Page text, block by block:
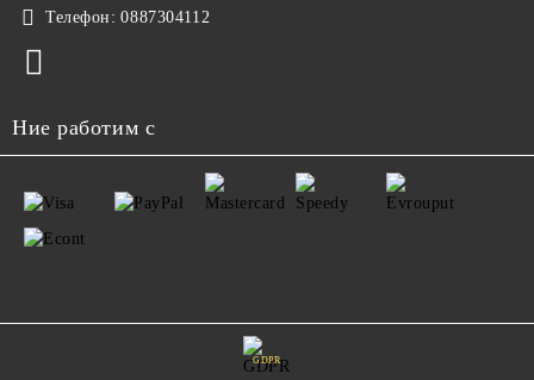
Телефон: 0887304112
Ние работим с
GDPR